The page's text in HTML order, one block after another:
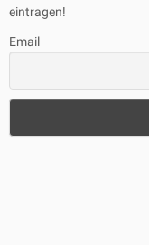
eintragen!
Email